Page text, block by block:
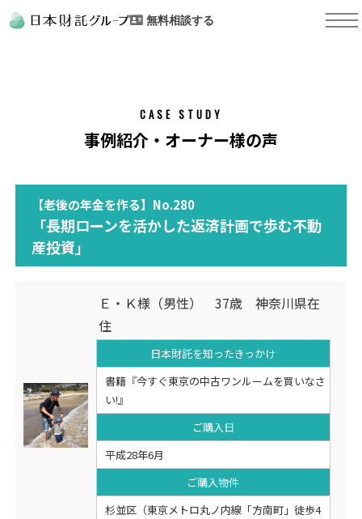
無料相談する
CASE STUDY
事例紹介・オーナー様の声
【老後の年金を作る】No.280
「長期ローンを活かした返済計画で歩む不動
産投資」
Ｅ・Ｋ様（男性） 37歳 神奈川県在
住
日本財託を知ったきっかけ
書籍『今すぐ東京の中古ワンルームを買いなさ
い!』
ご購入日
平成28年6月
ご購入物件
杉並区（東京メトロ丸ノ内線「方南町」徒歩4